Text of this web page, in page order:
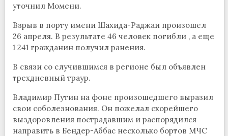
уточнил Момени.
Взрыв в порту имени Шахида-Раджаи произошел
26 апреля. В результате 46 человек погибли , а еще
1 241 гражданин получил ранения.
В связи со случившимся в регионе был объявлен
трехдневный траур.
Владимир Путин на фоне произошедшего выразил
свои соболезнования. Он пожелал скорейшего
выздоровления пострадавшим и распорядился
направить в Бендер-Аббас несколько бортов МЧС